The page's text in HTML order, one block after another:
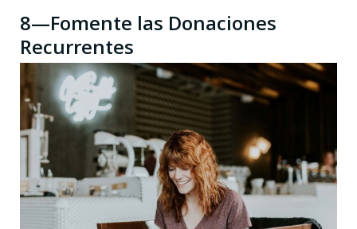
8—Fomente las Donaciones
Recurrentes